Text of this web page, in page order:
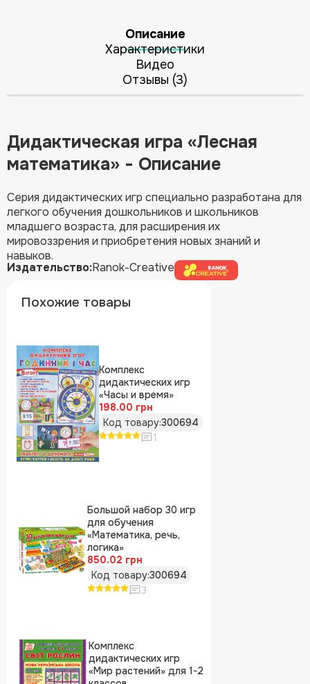
Описание
Характеристики
Видео
Отзывы (3)
Дидактическая игра «Лесная
математика» - Описание
Серия дидактических игр специально разработана для
легкого обучения дошкольников и школьников
младшего возраста, для расширения их
мировоззрения и приобретения новых знаний и
навыков.
Издательство:Ranok-Creative
Похожие товары
Комплекс
дидактических игр
«Часы и время»
198.00 грн
Код товару:300694
1
Большой набор 30 игр
для обучения
«Математика, речь,
логика»
850.02 грн
Код товару:300694
3
Комплекс
дидактических игр
«Мир растений» для 1-2